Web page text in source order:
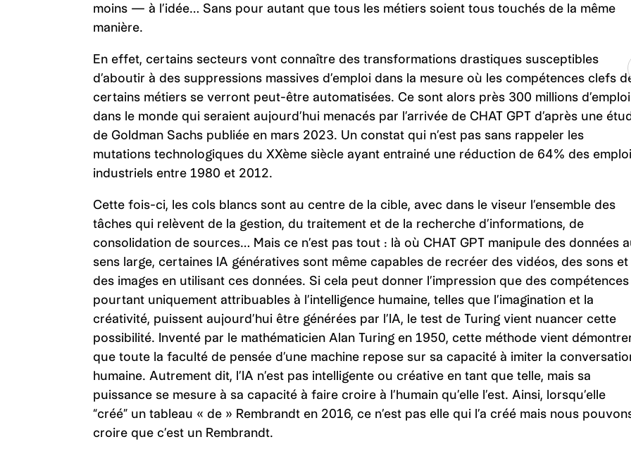
moins — à l’idée… Sans pour autant que tous les métiers soient tous touchés de la même
manière.
En effet, certains secteurs vont connaître des transformations drastiques susceptibles
d’aboutir à des suppressions massives d’emploi dans la mesure où les compétences clefs
certains métiers se verront peut-être automatisées. Ce sont alors près 300 millions
dans le monde qui seraient aujourd’hui menacés par l’arrivée de CHAT GPT d’après une
de Goldman Sachs publiée en mars 2023. Un constat qui n’est pas sans rappeler les
mutations technologiques du XXème siècle ayant entrainé une réduction de 64% des
industriels entre 1980 et 2012.
Cette fois-ci, les cols blancs sont au centre de la cible, avec dans le viseur l’ensemble des
tâches qui relèvent de la gestion, du traitement et de la recherche d’informations, de
consolidation de sources… Mais ce n’est pas tout : là où CHAT GPT manipule des données
sens large, certaines IA génératives sont même capables de recréer des vidéos, des sons et
des images en utilisant ces données. Si cela peut donner l’impression que des compétences
pourtant uniquement attribuables à l’intelligence humaine, telles que l’imagination et la
créativité, puissent aujourd’hui être générées par l’IA, le test de Turing vient nuancer cette
possibilité. Inventé par le mathématicien Alan Turing en 1950, cette méthode vient
que toute la faculté de pensée d’une machine repose sur sa capacité à imiter la
humaine. Autrement dit, l’IA n’est pas intelligente ou créative en tant que telle, mais sa
puissance se mesure à sa capacité à faire croire à l’humain qu’elle l’est. Ainsi, lorsqu’elle
“créé” un tableau « de » Rembrandt en 2016, ce n’est pas elle qui l’a créé mais nous
croire que c’est un Rembrandt.